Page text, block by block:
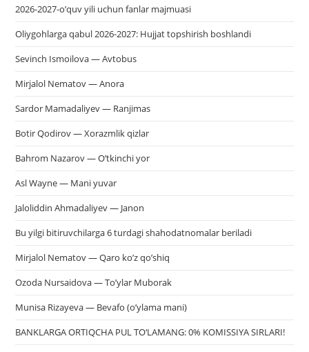
2026-2027-o’quv yili uchun fanlar majmuasi
Oliygohlarga qabul 2026-2027: Hujjat topshirish boshlandi
Sevinch Ismoilova — Avtobus
Mirjalol Nematov — Anora
Sardor Mamadaliyev — Ranjimas
Botir Qodirov — Xorazmlik qizlar
Bahrom Nazarov — O’tkinchi yor
Asl Wayne — Mani yuvar
Jaloliddin Ahmadaliyev — Janon
Bu yilgi bitiruvchilarga 6 turdagi shahodatnomalar beriladi
Mirjalol Nematov — Qaro ko’z qo’shiq
Ozoda Nursaidova — To’ylar Muborak
Munisa Rizayeva — Bevafo (o’ylama mani)
BANKLARGA ORTIQCHA PUL TO‘LAMANG: 0% KOMISSIYA SIRLARI!